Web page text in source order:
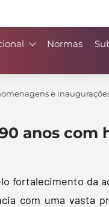
Normas
e
anos
fortalecimento da
com uma vasta